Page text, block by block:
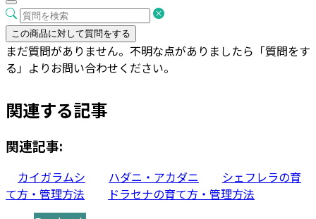
この商品に対して質問をする
まだ質問がありません。不明な点がありましたら「質問をす
る」よりお問い合わせください。
関連する記事
関連記事:
カイガラムシ ハダニ・アカダニ
シェフレラの育
て方・管理方法
ドラセナの育て方・管理方法